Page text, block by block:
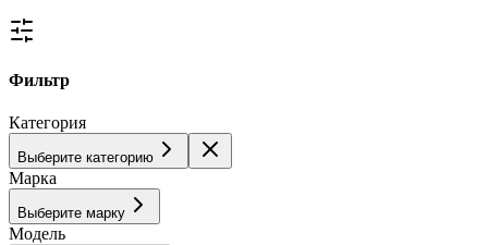
Фильтр
Категория
Выберите категорию
Марка
Выберите марку
Модель